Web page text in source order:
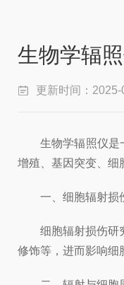
生物学辐
更新时间：2025-
生物学辐照仪是一
增殖、基因突变、细
一、细胞辐射损
细胞辐射损伤研究
修饰等，进而影响细